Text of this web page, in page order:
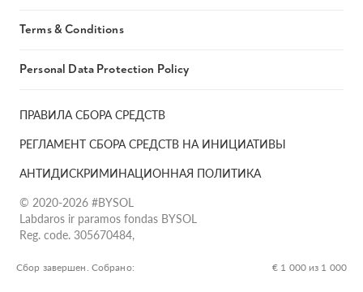
Сбор завершен. Собрано: € 1 000 из 1 000
ПРАВИЛА СБОРА СРЕДСТВ
РЕГЛАМЕНТ СБОРА СРЕДСТВ НА ИНИЦИАТИВЫ
АНТИДИСКРИМИНАЦИОННАЯ ПОЛИТИКА
© 2020-2026 #BYSOL
Labdaros ir paramos fondas BYSOL
Reg. code. 305670484,
g.17-1, LT-13253
Terms & Conditions
Personal Data Protection Policy